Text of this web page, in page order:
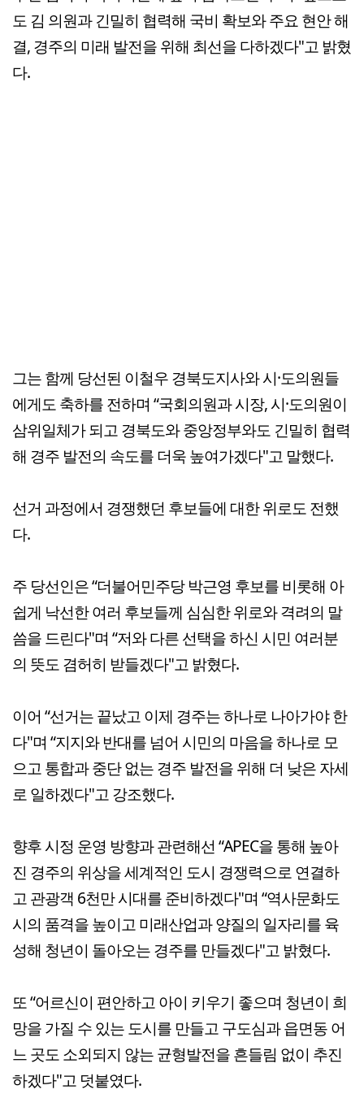
도 김 의원과 긴밀히 협력해 국비 확보와 주요 현안 해
결, 경주의 미래 발전을 위해 최선을 다하겠다"고 밝혔
다.
그는 함께 당선된 이철우 경북도지사와 시·도의원들
에게도 축하를 전하며 “국회의원과 시장, 시·도의원이
삼위일체가 되고 경북도와 중앙정부와도 긴밀히 협력
해 경주 발전의 속도를 더욱 높여가겠다"고 말했다.
선거 과정에서 경쟁했던 후보들에 대한 위로도 전했
다.
주 당선인은 “더불어민주당 박근영 후보를 비롯해 아
쉽게 낙선한 여러 후보들께 심심한 위로와 격려의 말
씀을 드린다"며 “저와 다른 선택을 하신 시민 여러분
의 뜻도 겸허히 받들겠다"고 밝혔다.
이어 “선거는 끝났고 이제 경주는 하나로 나아가야 한
다"며 “지지와 반대를 넘어 시민의 마음을 하나로 모
으고 통합과 중단 없는 경주 발전을 위해 더 낮은 자세
로 일하겠다"고 강조했다.
향후 시정 운영 방향과 관련해선 “APEC을 통해 높아
진 경주의 위상을 세계적인 도시 경쟁력으로 연결하
고 관광객 6천만 시대를 준비하겠다"며 “역사문화도
시의 품격을 높이고 미래산업과 양질의 일자리를 육
성해 청년이 돌아오는 경주를 만들겠다"고 밝혔다.
또 “어르신이 편안하고 아이 키우기 좋으며 청년이 희
망을 가질 수 있는 도시를 만들고 구도심과 읍면동 어
느 곳도 소외되지 않는 균형발전을 흔들림 없이 추진
하겠다"고 덧붙였다.